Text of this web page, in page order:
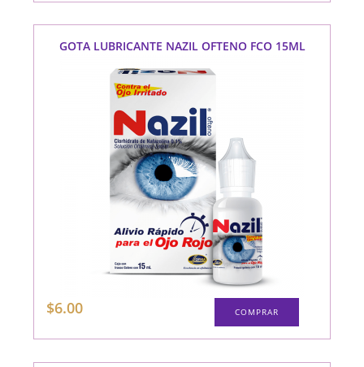
GOTA LUBRICANTE NAZIL OFTENO FCO 15ML
$6.00 COMPRAR